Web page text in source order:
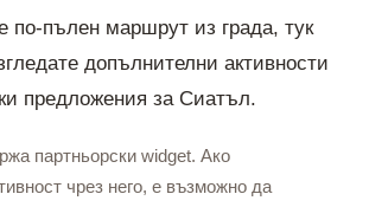
по-пълен маршрут из града, тук
допълнителни активности
предложения за Сиатъл.
партньорски widget. Ако
чрез него, е възможно да